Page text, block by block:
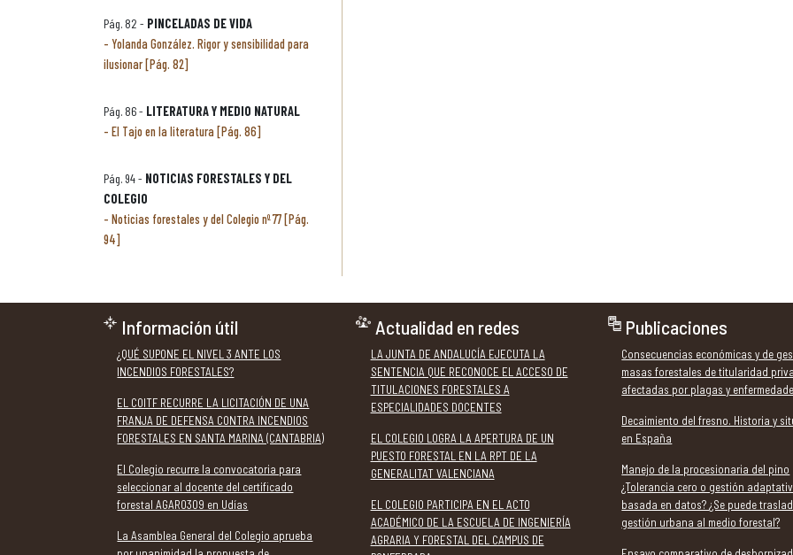
Pág. 82 - PINCELADAS DE VIDA
Yolanda González. Rigor y sensibilidad para
ilusionar [Pág. 82]
Pág. 86 - LITERATURA Y MEDIO NATURAL
El Tajo en la literatura [Pág. 86]
Pág. 94 - NOTICIAS FORESTALES Y DEL
COLEGIO
Noticias forestales y del Colegio nº 77 [Pág.
94]
Información útil
¿QUÉ SUPONE EL NIVEL 3 ANTE LOS
INCENDIOS FORESTALES?
EL COITF RECURRE LA LICITACIÓN DE UNA
FRANJA DE DEFENSA CONTRA INCENDIOS
FORESTALES EN SANTA MARINA (CANTABRIA)
El Colegio recurre la convocatoria para
seleccionar al docente del certificado
forestal AGAR0309 en Udías
La Asamblea General del Colegio aprueba
Actualidad en redes
LA JUNTA DE ANDALUCÍA EJECUTA LA
SENTENCIA QUE RECONOCE EL ACCESO DE
TITULACIONES FORESTALES A
ESPECIALIDADES DOCENTES
EL COLEGIO LOGRA LA APERTURA DE UN
PUESTO FORESTAL EN LA RPT DE LA
GENERALITAT VALENCIANA
EL COLEGIO PARTICIPA EN EL ACTO
ACADÉMICO DE LA ESCUELA DE INGENIERÍA
AGRARIA Y FORESTAL DEL CAMPUS DE
Publicaciones
Consecuencias económicas y de
masas forestales de titularidad
afectadas por plagas y
Decaimiento del fresno. Historia y
en España
Manejo de la procesionaria del pino
¿Tolerancia cero o gestión
basada en datos? ¿Se puede
gestión urbana al medio forestal?